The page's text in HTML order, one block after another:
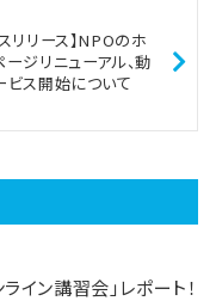
スリリース】NPOのホ
ージリニューアル、動
ビス開始について
イン講習会」レポート！